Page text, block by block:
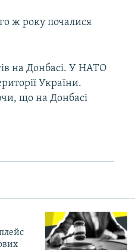
ж року почалися
на Донбасі. У НАТО
України.
що на Донбасі